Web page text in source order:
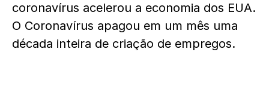
coronavírus acelerou a economia dos EUA.
O Coronavírus apagou em um mês uma
década inteira de criação de empregos.